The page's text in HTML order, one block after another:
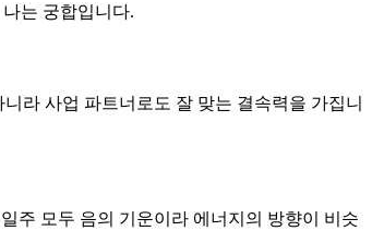
는 궁합입니다.
라 사업 파트너로도 잘 맞는 결속력을 가집니
주 모두 음의 기운이라 에너지의 방향이 비슷